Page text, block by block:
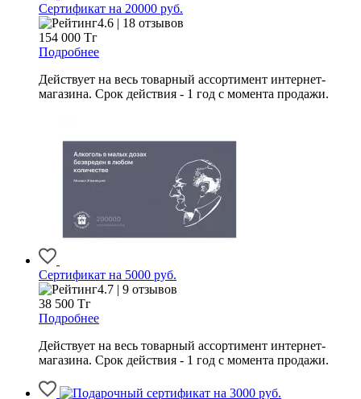
Сертификат на 20000 руб.
4.6 | 18 отзывов
154 000 Тг
Подробнее
Действует на весь товарный ассортимент интернет-
магазина. Срок действия - 1 год с момента продажи.
Сертификат на 5000 руб.
4.7 | 9 отзывов
38 500 Тг
Подробнее
Действует на весь товарный ассортимент интернет-
магазина. Срок действия - 1 год с момента продажи.